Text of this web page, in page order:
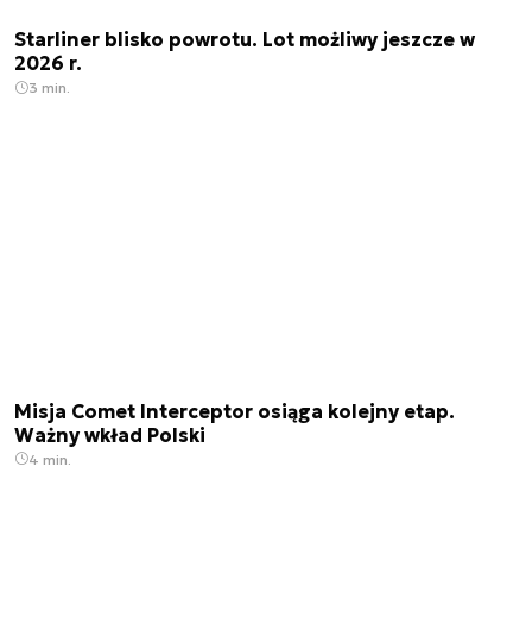
Starliner blisko powrotu. Lot możliwy jeszcze w
2026 r.
3 min.
Misja Comet Interceptor osiąga kolejny etap.
Ważny wkład Polski
4 min.